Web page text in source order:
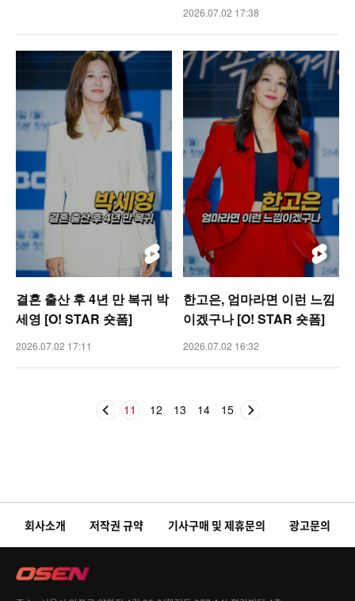
2026.07.02 17:38
결혼 출산 후 4년 만 복귀 박
세영 [O! STAR 숏폼]
2026.07.02 17:11
한고은, 엄마라면 이런 느낌
이겠구나 [O! STAR 숏폼]
2026.07.02 16:32
11 12 13 14 15
회사소개 저작권 규약 기사구매 및 제휴문의 광고문의